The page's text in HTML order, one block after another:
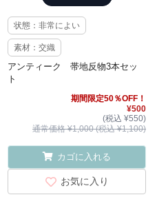
状態：非常によい
素材：交織
アンティーク 帯地反物3本セッ
ト
期間限定50％OFF！
¥500
(税込 ¥550)
通常価格 ¥1,000 (税込 ¥1,100)
カゴに入れる
お気に入り